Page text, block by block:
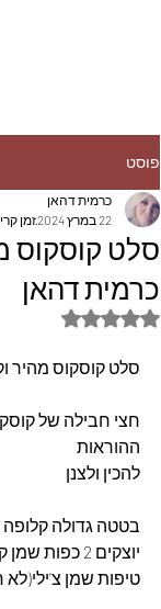
פוסט
סלט קוסקוס
כרמית דהאן
כרמית דהאן
22 במרץ 2024
זמן קריאה
דירוג של NaN מתוך 5 כוכבים
סלט קוסקוס מהיר
חצי חבילה של
ההוראות
להכין ולצנן
בטטה גדולה קלופה
יוצקים 2
טיפות שמן